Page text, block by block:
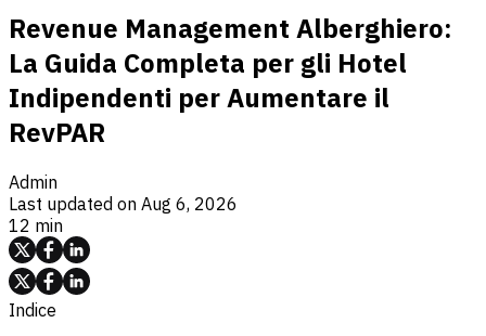
Revenue Management Alberghiero:
La Guida Completa per gli Hotel
Indipendenti per Aumentare il
RevPAR
Admin
Last updated on Aug 6, 2026
12 min
Indice